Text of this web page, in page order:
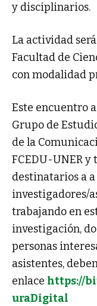
y disciplinarios.
La actividad
Facultad de
con modalidad
Este encuentro
Grupo de
de la
FCEDU-UNER
destinatarios a
investigadores/
trabajando en
investigación,
personas
asistentes,
enlace https://
uraDigital